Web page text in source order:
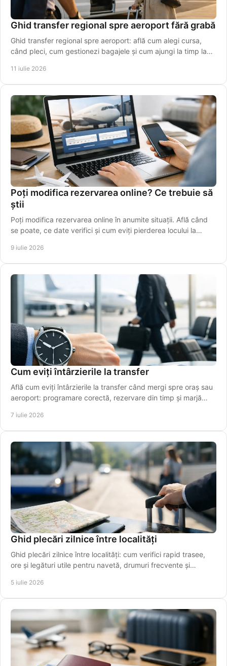
Ghid transfer regional spre aeroport fără grabă
Ghid transfer regional spre aeroport: află cum alegi cursa,
când pleci, cum gestionezi bagajele și cum ajungi la timp la
11 iulie 2026
Poți modifica rezervarea online? Ce trebuie să
știi
Poți modifica rezervarea online în anumite situații. Află când
se poate, ce date verifici și cum eviți pierderea locului la
9 iulie 2026
Cum eviți întârzierile la transfer
Află cum eviți întârzierile la transfer când mergi spre oraș sau
aeroport: programare corectă, rezervare din timp și marjă
7 iulie 2026
Ghid plecări zilnice între localități
Ghid plecări zilnice între localități: cum verifici rapid trasee,
ore și legături utile pentru navetă, drumuri frecvente și
5 iulie 2026